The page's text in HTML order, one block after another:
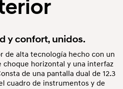
y confort, unidos.
de alta tecnología hecho con un
choque horizontal y una interfaz
de una pantalla dual de 12.3
cuadro de instrumentos y de